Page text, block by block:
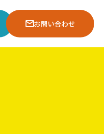
お問い合わせ